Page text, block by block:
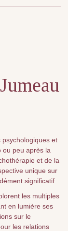
et
ou peu après la
et de la
unique sur
significatif.
les multiples
en lumière ses
sur le
les relations